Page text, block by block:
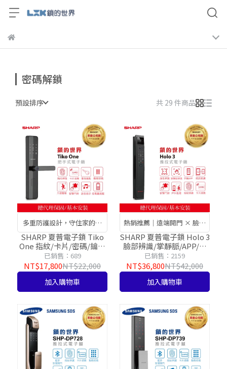
密碼解鎖
預設排序 共 29 件商品
多重防護設計，守住家的每
一刻
SHARP 夏普電子鎖 Tiko
One 指紋/卡片/密碼/鑰匙
【台灣總代理公司貨】
已銷售：689
NT$17,800NT$22,000
加入購物車
熱銷推薦｜遠端開門 × 臉辨
× 內建貓眼螢幕
SHARP 夏普電子鎖 Holo 3
臉部辨識/掌靜脈/APP/指
紋/卡片/密碼/鑰匙【台灣
總代理公司貨】
已銷售：2159
NT$36,800NT$42,000
加入購物車